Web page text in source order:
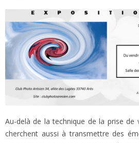
Au-delà de la technique de la prise de
cherchent aussi à transmettre des